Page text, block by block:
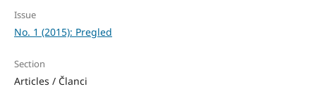
Issue
No. 1 (2015): Pregled
Section
Articles / Članci